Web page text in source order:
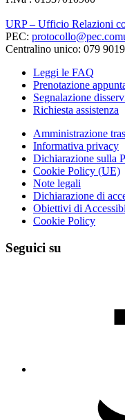
URP – Ufficio Relazioni
PEC:
Centralino unico: 079
Leggi le FAQ
Prenotazione
Segnalazione
Richiesta assistenza
Amministrazione
Informativa privacy
Dichiarazione sulla
Cookie Policy (UE)
Note legali
Dichiarazione di
Obiettivi di
Cookie Policy
Seguici su